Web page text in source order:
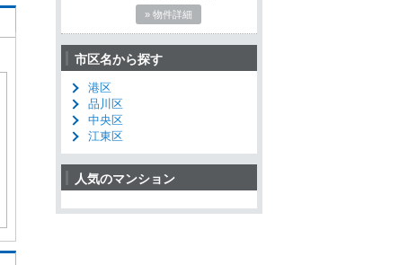
» 物件詳細
市区名から探す
港区
品川区
中央区
江東区
人気のマンション